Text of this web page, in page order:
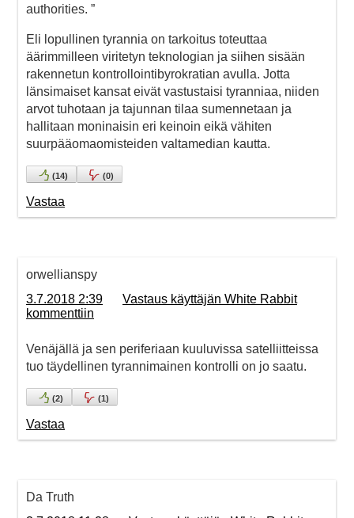
authorities. ”
Eli lopullinen tyrannia on tarkoitus toteuttaa
äärimmilleen viritetyn teknologian ja siihen sisään
rakennetun kontrollointibyrokratian avulla. Jotta
länsimaiset kansat eivät vastustaisi tyranniaa, niiden
arvot tuhotaan ja tajunnan tilaa sumennetaan ja
hallitaan moninaisin eri keinoin eikä vähiten
suurpääomaomisteiden valtamedian kautta.
(14) (0)
Vastaa
orwellianspy
3.7.2018 2:39
Vastaus käyttäjän White Rabbit
kommenttiin
Venäjällä ja sen periferiaan kuuluvissa satelliitteissa
tuo täydellinen tyrannimainen kontrolli on jo saatu.
(2) (1)
Vastaa
Da Truth